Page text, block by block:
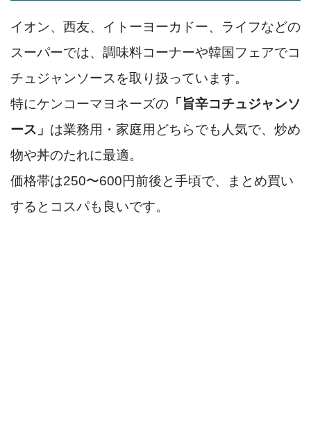
イオン、西友、イトーヨーカドー、ライフなどの
スーパーでは、調味料コーナーや韓国フェアでコ
チュジャンソースを取り扱っています。
特にケンコーマヨネーズの 「旨辛コチュジャンソ
ース」 は業務用・家庭用どちらでも人気で、炒め
物や丼のたれに最適。
価格帯は250〜600円前後と手頃で、まとめ買い
するとコスパも良いです。